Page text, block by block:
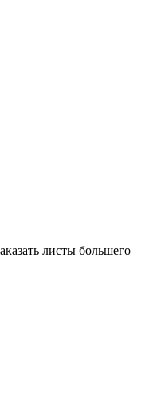
листы большего